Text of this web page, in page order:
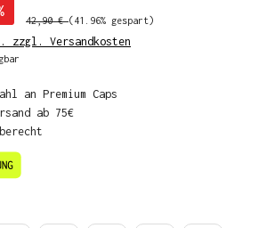
42,90 €(41.96% gespart)
zzgl. Versandkosten
an Premium Caps
ab 75€